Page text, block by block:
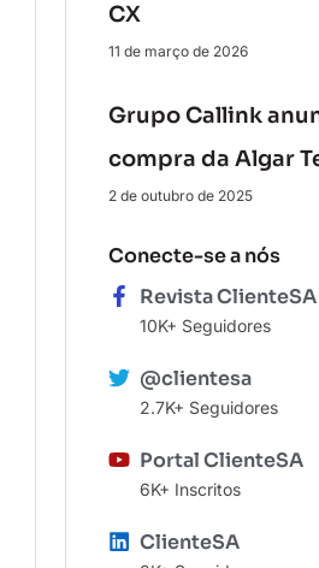
CX
11 de março de 2026
Grupo Callink
compra da Algar
2 de outubro de 2025
Conecte-se a nós
Revista ClienteSA
10K+ Seguidores
@clientesa
2.7K+ Seguidores
Portal ClienteSA
6K+ Inscritos
ClienteSA